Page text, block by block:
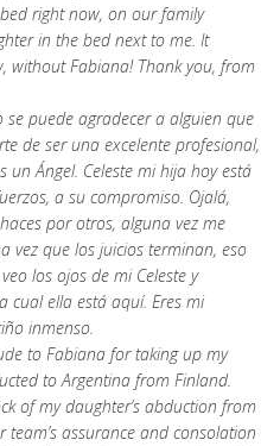
right now, on our family
in the bed next to me. It
without Fabiana! Thank you, from
se puede agradecer a alguien que
de ser una excelente profesional,
Ángel. Celeste mi hija hoy está
a su compromiso. Ojalá,
por otros, alguna vez me
vez que los juicios terminan, eso
los ojos de mi Celeste y
cual ella está aquí. Eres mi
inmenso.
to Fabiana for taking up my
to Argentina from Finland.
of my daughter’s abduction from
assurance and consolation